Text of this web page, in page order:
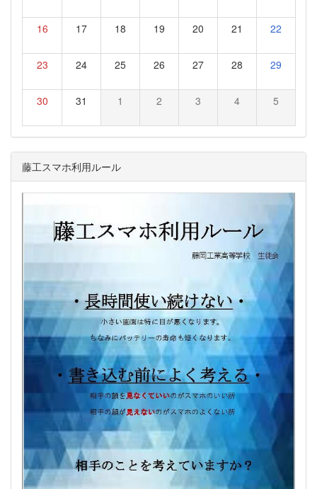
16 17 18 19 20 21 22
23 24 25 26 27 28 29
30 31 1 2 3 4 5
藤工スマホ利用ルール